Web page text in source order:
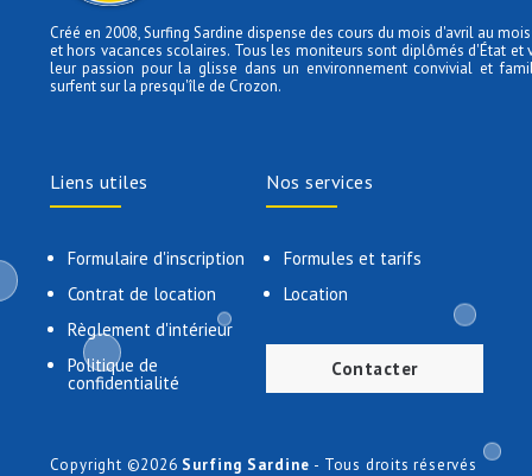
Créé en 2008, Surfing Sardine dispense des cours du mois d'avril au
et hors vacances scolaires. Tous les moniteurs sont diplômés d'État et
leur passion pour la glisse dans un environnement convivial et
surfent sur la presqu'île de Crozon.
Liens utiles
Formulaire d'inscription
Contrat de location
Règlement d'intérieur
Politique de
confidentialité
Nos services
Formules et tarifs
Location
Contacter
Copyright ©2026 Surfing Sardine - Tous droits réservés